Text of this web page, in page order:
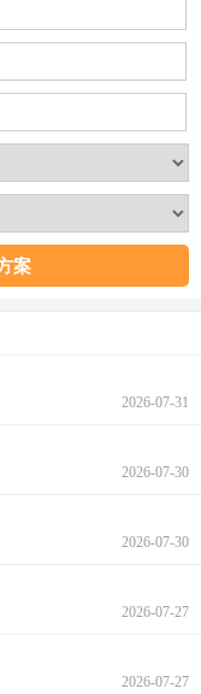
2026-07-31
2026-07-30
2026-07-30
2026-07-27
2026-07-27